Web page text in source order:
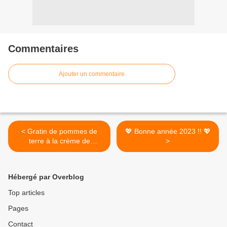
Commentaires
Ajouter un commentaire
< Gratin de pommes de
terre à la crème de
roquefort (Pop 32)
💖 Bonne année 2023 !! 💖
>
Hébergé par Overblog
Top articles
Pages
Contact